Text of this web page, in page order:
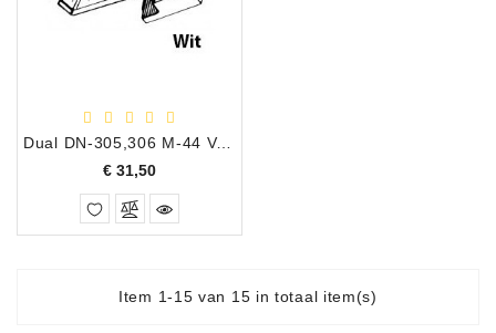
Dual DN-305,306 M-44 Vervangingsnaald
€ 31,50Prijs
Item 1-15 van 15 in totaal item(s)